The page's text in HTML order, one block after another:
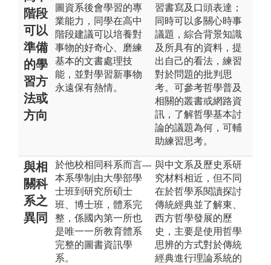
階段
可以
準備
的學
習方
法或
方向
圖資系後會學習的專
業能力，同學在高中
階段建議可以培養對
事物的好奇心、磨練
基本的文書處理技
能，並對學習新事物
永遠保有熱情。
習書寫及口頭表達；
同時可以多關心時事
議題，綜合背景知識
及所具有的資料，提
出自己的看法，練習
對於問題的批判思
考。可參考哲學普及
相關的叢書或網路資
訊，了解哲學基本討
論的議題為何，可輔
助練習思考。
與相
關科
系之
異同
於他校相同科系而言---
本系學制由大學部學
士班到研究所碩士
班、博士班，體系完
整，係國內第一所也
是唯一一所教育體系
完整的圖書資訊學
系。
與中文系及歷史系研
究材料相近，但不同
在於哲學系閱讀探討
傳統經典並了解東、
西方哲學發展的歷
史，主要是使用哲學
思辨的方式對於傳統
經典進行理論系統的